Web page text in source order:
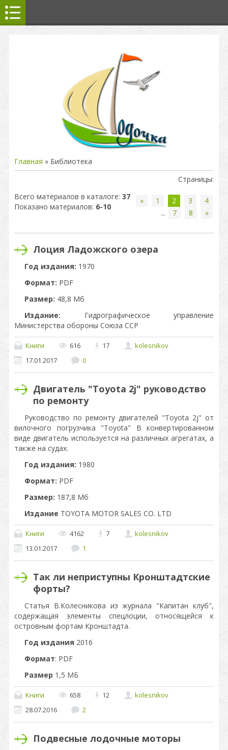
Главная » Библиотека
Всего материалов в каталоге: 37
Показано материалов: 6-10
Страницы:
« 1 2 3
4
...
7 8 »
Лоция Ладожского озера
Год издания: 1970
Формат: PDF
Размер: 48,8 Мб
Издание: Гидрографическое управление
Министерства обороны Союза ССР
Книги 616 17
kolesnikov
17.01.2017
0
Двигатель "Toyota 2j" руководство
по ремонту
Руководство по ремонту двигателей "Toyota 2j" от
вилочного погрузчика "Toyota" В конвертированном
виде двигатель используется на различных агрегатах, а
также на судах.
Год издания: 1980
Формат: PDF
Размер: 187,8 Мб
Издание TOYOTA MOTOR SALES CO. LTD
Книги 4162 7
kolesnikov
13.01.2017
1
Так ли неприступны Кронштадтские
форты?
Статья В.Колесникова из журнала "Капитан клуб",
содержащая элементы спецлоции, относящейся к
островным фортам Кронштадта.
Год издания 2016
Формат: PDF
Размер 1,5 МБ
Книги 658 12
kolesnikov
28.07.2016
2
Подвесные лодочные моторы